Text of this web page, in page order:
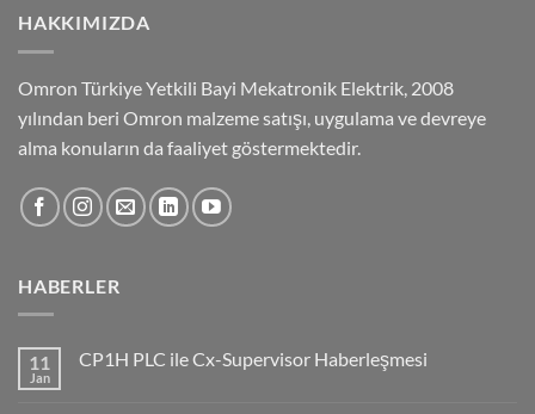
HAKKIMIZDA
Omron Türkiye Yetkili Bayi Mekatronik Elektrik, 2008
yılından beri Omron malzeme satışı, uygulama ve devreye
alma konuların da faaliyet göstermektedir.
HABERLER
11
Jan
CP1H PLC ile Cx-Supervisor Haberleşmesi